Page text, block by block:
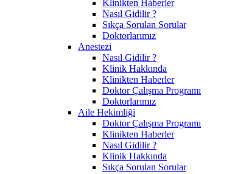
Klinikten Haberler
Nasıl Gidilir ?
Sıkça Sorulan Sorular
Doktorlarımız
Anestezi
Nasıl Gidilir ?
Klinik Hakkında
Klinikten Haberler
Doktor Çalışma Programı
Doktorlarımız
Aile Hekimliği
Doktor Çalışma Programı
Klinikten Haberler
Nasıl Gidilir ?
Klinik Hakkında
Sıkça Sorulan Sorular